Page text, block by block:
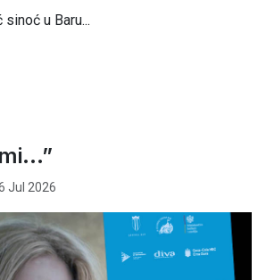
u Baru...
Jul 2026